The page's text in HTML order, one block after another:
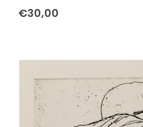
€30,00